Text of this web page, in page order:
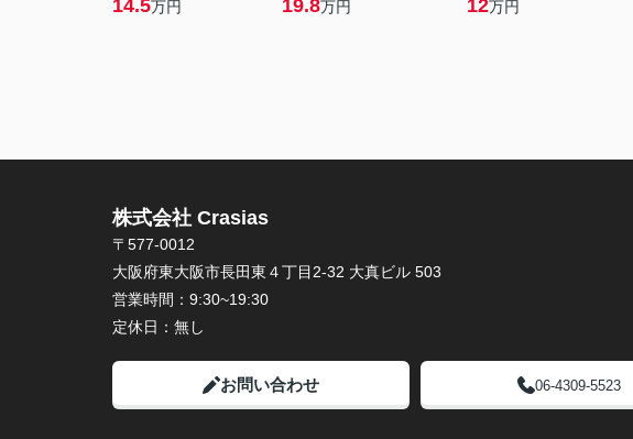
14.5万円 19.8万円 12万円
株式会社 Crasias
〒577-0012
大阪府東大阪市長田東４丁目2-32 大真ビル 503
営業時間： 9:30~19:30
定休日： 無し
お問い合わせ 06-4309-5523